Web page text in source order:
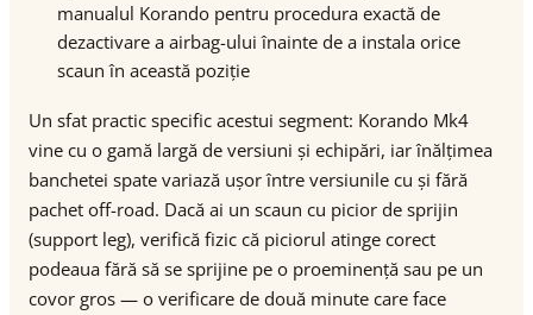
manualul Korando pentru procedura exactă de
dezactivare a airbag-ului înainte de a instala orice
scaun în această poziție
Un sfat practic specific acestui segment: Korando Mk4
vine cu o gamă largă de versiuni și echipări, iar înălțimea
banchetei spate variază ușor între versiunile cu și fără
pachet off-road. Dacă ai un scaun cu picior de sprijin
(support leg), verifică fizic că piciorul atinge corect
podeaua fără să se sprijine pe o proeminență sau pe un
covor gros — o verificare de două minute care face